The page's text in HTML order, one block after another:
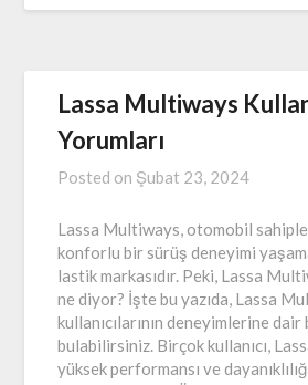
Lassa Multiways
Yorumları
Posted on Şubat 23, 2024
Lassa Multiways, otomobil
konforlu bir sürüş deneyimi
lastik markasıdır. Peki, Lassa
ne diyor? İşte bu yazıda, Lassa
kullanıcılarının deneyimlerine
bulabilirsiniz. Birçok kullanıcı,
yüksek performansı ve